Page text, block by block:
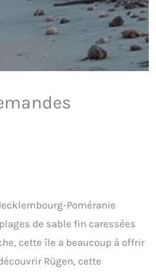
Poméranie
de sable fin caressées
cette île a beaucoup à offrir
Rügen, cette